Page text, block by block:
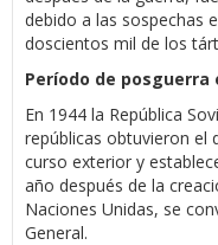
debido a las sospechas
doscientos mil de los
Período de posguerra
En 1944 la República
repúblicas obtuvieron el
curso exterior y
año después de la
Naciones Unidas, se
General.